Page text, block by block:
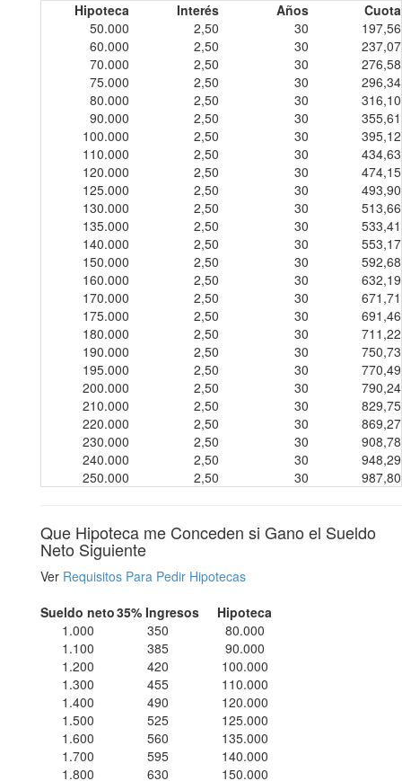
Hipoteca Interés Años
Cuota
50.000
2,50 30
197,56
60.000
2,50 30
237,07
70.000
2,50 30
276,58
75.000
2,50 30
296,34
80.000
2,50 30
316,10
90.000
2,50 30
355,61
100.000
2,50 30
395,12
110.000
2,50 30
434,63
120.000
2,50 30
474,15
125.000
2,50 30
493,90
130.000
2,50 30
513,66
135.000
2,50 30
533,41
140.000
2,50 30
553,17
150.000
2,50 30
592,68
160.000
2,50 30
632,19
170.000
2,50 30
671,71
175.000
2,50 30
691,46
180.000
2,50 30
711,22
190.000
2,50 30
750,73
195.000
2,50 30
770,49
200.000
2,50 30
790,24
210.000
2,50 30
829,75
220.000
2,50 30
869,27
230.000
2,50 30
908,78
240.000
2,50 30
948,29
250.000
2,50 30 987,80
Que Hipoteca me Conceden si Gano el Sueldo
Neto Siguiente
Ver Requisitos Para Pedir Hipotecas
Sueldo neto35% Ingresos
Hipoteca
1.000
350
80.000
1.100
385
90.000
1.200
420
100.000
1.300
455
110.000
1.400
490
120.000
1.500
525
125.000
1.600
560
135.000
1.700
595
140.000
1.800
630 150.000